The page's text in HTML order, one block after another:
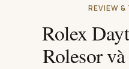
REVIEW &
Rolex
Rolesor